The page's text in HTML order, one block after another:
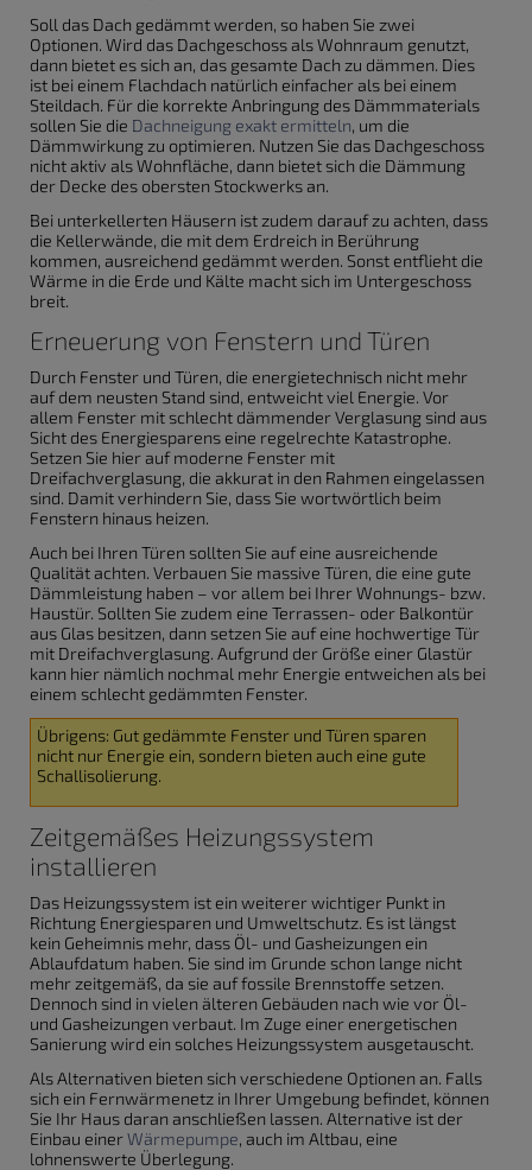
Soll das Dach gedämmt werden, so haben Sie zwei
Optionen. Wird das Dachgeschoss als Wohnraum genutzt,
dann bietet es sich an, das gesamte Dach zu dämmen. Dies
ist bei einem Flachdach natürlich einfacher als bei einem
Steildach. Für die korrekte Anbringung des Dämmmaterials
sollen Sie die Dachneigung exakt ermitteln, um die
Dämmwirkung zu optimieren. Nutzen Sie das Dachgeschoss
nicht aktiv als Wohnfläche, dann bietet sich die Dämmung
der Decke des obersten Stockwerks an.
Bei unterkellerten Häusern ist zudem darauf zu achten, dass
die Kellerwände, die mit dem Erdreich in Berührung
kommen, ausreichend gedämmt werden. Sonst entflieht die
Wärme in die Erde und Kälte macht sich im Untergeschoss
breit.
Erneuerung von Fenstern und Türen
Durch Fenster und Türen, die energietechnisch nicht mehr
auf dem neusten Stand sind, entweicht viel Energie. Vor
allem Fenster mit schlecht dämmender Verglasung sind aus
Sicht des Energiesparens eine regelrechte Katastrophe.
Setzen Sie hier auf moderne Fenster mit
Dreifachverglasung, die akkurat in den Rahmen eingelassen
sind. Damit verhindern Sie, dass Sie wortwörtlich beim
Fenstern hinaus heizen.
Auch bei Ihren Türen sollten Sie auf eine ausreichende
Qualität achten. Verbauen Sie massive Türen, die eine gute
Dämmleistung haben – vor allem bei Ihrer Wohnungs- bzw.
Haustür. Sollten Sie zudem eine Terrassen- oder Balkontür
aus Glas besitzen, dann setzen Sie auf eine hochwertige Tür
mit Dreifachverglasung. Aufgrund der Größe einer Glastür
kann hier nämlich nochmal mehr Energie entweichen als bei
einem schlecht gedämmten Fenster.
Übrigens: Gut gedämmte Fenster und Türen sparen
nicht nur Energie ein, sondern bieten auch eine gute
Schallisolierung.
Zeitgemäßes Heizungssystem
installieren
Das Heizungssystem ist ein weiterer wichtiger Punkt in
Richtung Energiesparen und Umweltschutz. Es ist längst
kein Geheimnis mehr, dass Öl- und Gasheizungen ein
Ablaufdatum haben. Sie sind im Grunde schon lange nicht
mehr zeitgemäß, da sie auf fossile Brennstoffe setzen.
Dennoch sind in vielen älteren Gebäuden nach wie vor Öl-
und Gasheizungen verbaut. Im Zuge einer energetischen
Sanierung wird ein solches Heizungssystem ausgetauscht.
Als Alternativen bieten sich verschiedene Optionen an. Falls
sich ein Fernwärmenetz in Ihrer Umgebung befindet, können
Sie Ihr Haus daran anschließen lassen. Alternative ist der
Einbau einerWärmepumpe, auch im Altbau, eine
lohnenswerte Überlegung.